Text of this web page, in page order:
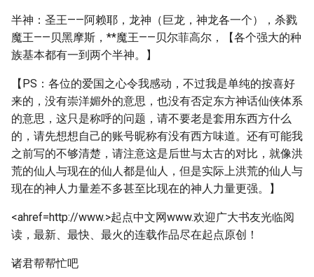
半神：圣王——阿赖耶，龙神（巨龙，神龙各一个），杀戮
魔王——贝黑摩斯，**魔王——贝尔菲高尔，【各个强大的种
族基本都有一到两个半神。】
【PS：各位的爱国之心令我感动，不过我是单纯的按喜好
来的，没有崇洋媚外的意思，也没有否定东方神话仙侠体系
的意思，这只是称呼的问题，请不要老是套用东西方什么
的，请先想想自己的账号昵称有没有西方味道。还有可能我
之前写的不够清楚，请注意这是后世与太古的对比，就像洪
荒的仙人与现在的仙人都是仙人，但是实际上洪荒的仙人与
现在的神人力量差不多甚至比现在的神人力量更强。】
<ahref=http://www.>起点中文网www.欢迎广大书友光临阅
读，最新、最快、最火的连载作品尽在起点原创！
诸君帮帮忙吧